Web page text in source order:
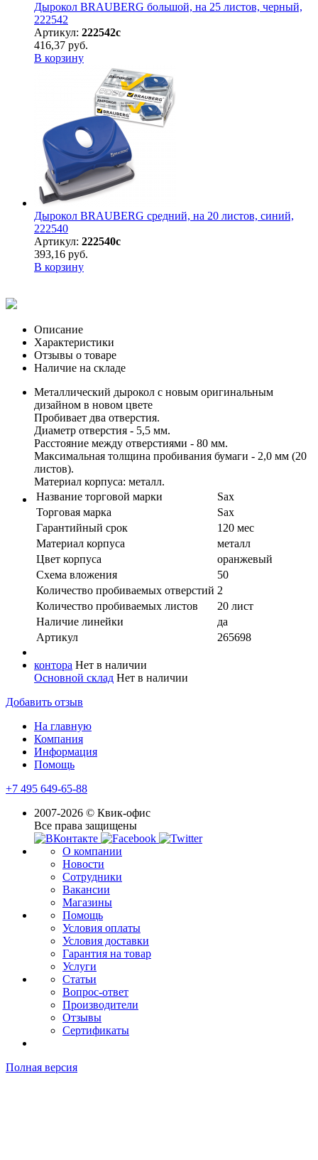
Дырокол BRAUBERG большой, на 25 листов, черный,
222542
Артикул: 222542с
416,37 руб.
В корзину
Дырокол BRAUBERG средний, на 20 листов, синий,
222540
Артикул: 222540с
393,16 руб.
В корзину
Описание
Характеристики
Отзывы о товаре
Наличие на складе
Металлический дырокол с новым оригинальным
дизайном в новом цвете
Пробивает два отверстия.
Диаметр отверстия - 5,5 мм.
Расстояние между отверстиями - 80 мм.
Максимальная толщина пробивания бумаги - 2,0 мм (20
листов).
Материал корпуса: металл.
Название торговой марки
Sax
Торговая марка
Sax
Гарантийный срок
120 мес
Материал корпуса
металл
Цвет корпуса
оранжевый
Схема вложения
50
Количество пробиваемых отверстий 2
Количество пробиваемых листов
20 лист
Наличие линейки
да
Артикул
265698
контора Нет в наличии
Основной склад Нет в наличии
Добавить отзыв
На главную
Компания
Информация
Помощь
+7 495 649-65-88
2007-2026 © Квик-офис
Все права защищены
О компании
Новости
Сотрудники
Вакансии
Магазины
Помощь
Условия оплаты
Условия доставки
Гарантия на товар
Услуги
Статьи
Вопрос-ответ
Производители
Отзывы
Сертификаты
Полная версия